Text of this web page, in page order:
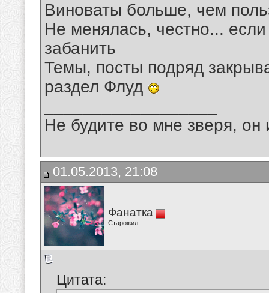
Виноваты больше, чем
Не менялась, честно...
забанить
Темы, посты подряд
раздел Флуд
Не будите во мне зверя, он
01.05.2013, 21:08
Фанатка
Старожил
Цитата: